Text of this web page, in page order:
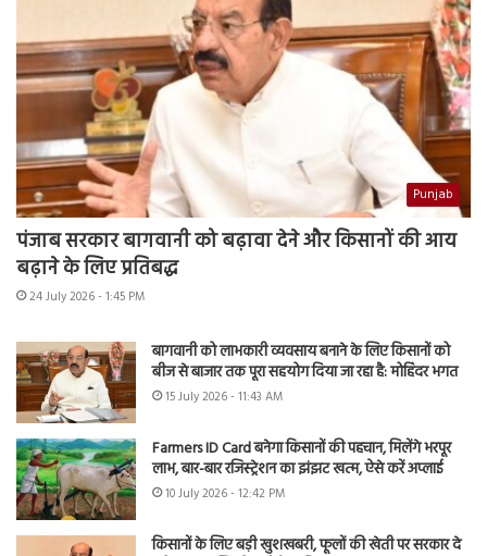
Punjab
पंजाब सरकार बागवानी को बढ़ावा देने और किसानों की आय
बढ़ाने के लिए प्रतिबद्ध
24 July 2026 - 1:45 PM
बागवानी को लाभकारी व्यवसाय बनाने के लिए किसानों को
बीज से बाजार तक पूरा सहयोग दिया जा रहा है: मोहिंदर भगत
15 July 2026 - 11:43 AM
Farmers ID Card बनेगा किसानों की पहचान, मिलेंगे भरपूर
लाभ, बार-बार रजिस्ट्रेशन का झंझट खत्म, ऐसे करें अप्लाई
10 July 2026 - 12:42 PM
किसानों के लिए बड़ी खुशखबरी, फूलों की खेती पर सरकार दे